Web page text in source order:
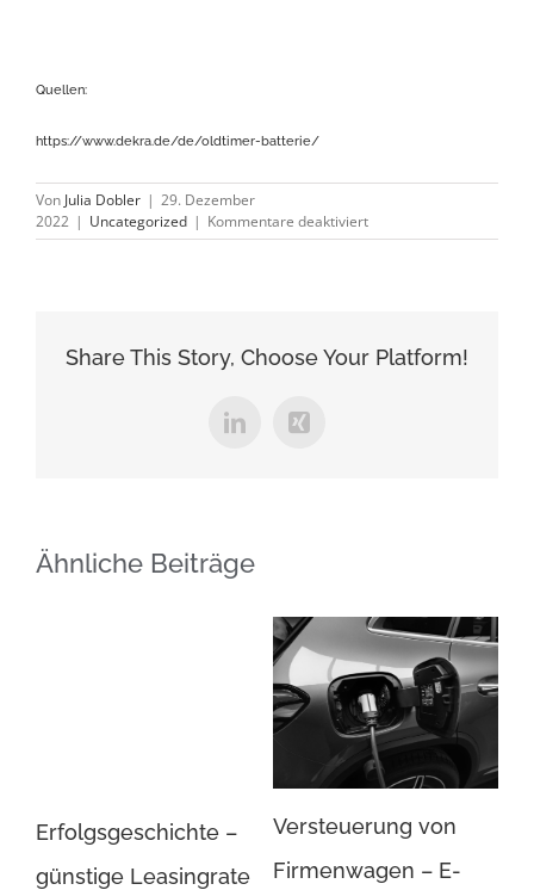
Quellen:
https://www.dekra.de/de/oldtimer-batterie/
Von Julia Dobler | 29. Dezember
2022 | Uncategorized | Kommentare deaktiviertfür
Batterie
Share This Story, Choose Your Platform!
LinkedInXing
Ähnliche Beiträge
Erfolgsgeschichte –
günstige Leasingrate
Versteuerung von
Firmenwagen – E-